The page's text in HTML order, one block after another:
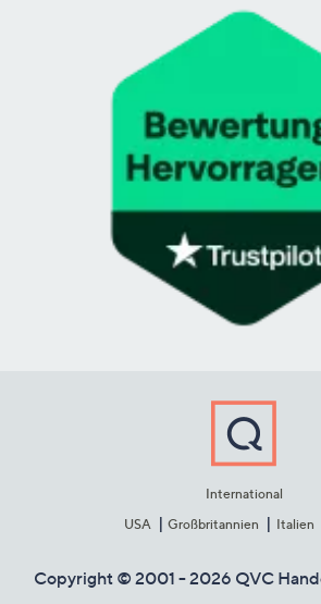
International
USA
Großbritannien Italien
Copyright © 2001 - 2026 QVC